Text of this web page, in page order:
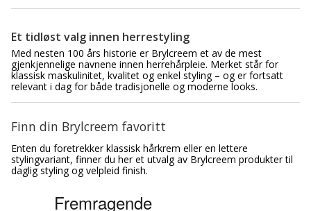
Et tidløst valg innen herrestyling
Med nesten 100 års historie er Brylcreem et av de mest
gjenkjennelige navnene innen herrehårpleie. Merket står for
klassisk maskulinitet, kvalitet og enkel styling – og er fortsatt
relevant i dag for både tradisjonelle og moderne looks.
Finn din Brylcreem favoritt
Enten du foretrekker klassisk hårkrem eller en lettere
stylingvariant, finner du her et utvalg av Brylcreem produkter til
daglig styling og velpleid finish.